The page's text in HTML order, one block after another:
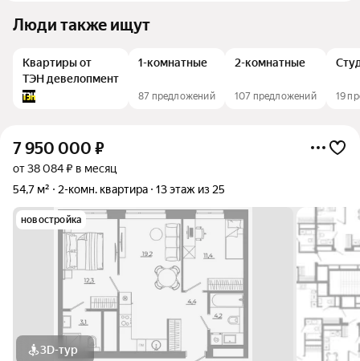
Люди также ищут
Квартиры от
ТЭН девелопмент
1-комнатные
87 предложений
2-комнатные
107 предложений 19
7 950 000 ₽
от 38 084 ₽ в месяц
54,7 м²
2-комн. квартира 13 этаж из 25
новостройка
3D-тур